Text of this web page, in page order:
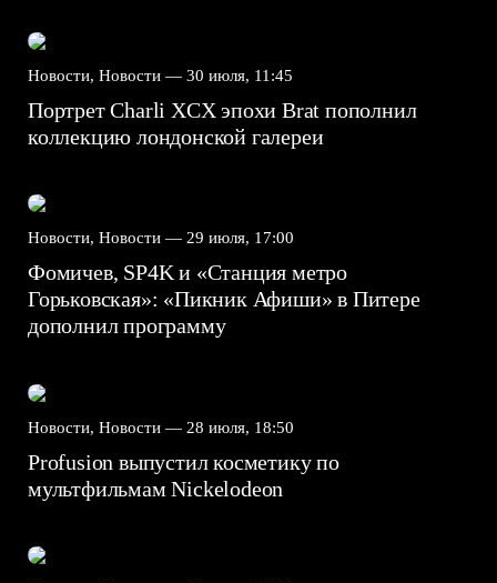
Новости, Новости — 30 июля, 11:45
Портрет Charli XCX эпохи Brat пополнил
коллекцию лондонской галереи
Новости, Новости — 29 июля, 17:00
Фомичев, SP4K и «Станция метро
Горьковская»: «Пикник Афиши» в Питере
дополнил программу
Новости, Новости — 28 июля, 18:50
Profusion выпустил косметику по
мультфильмам Nickelodeon